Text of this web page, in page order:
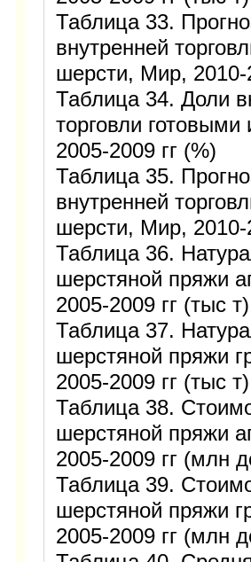
Таблица 33.
внутренней
шерсти, Мир, 2010-
Таблица 34. Доли
торговли
2005-2009 гг (%)
Таблица 35.
внутренней
шерсти, Мир, 2010-
Таблица 36.
шерстяной пряжи
2005-2009 гг (тыс т)
Таблица 37.
шерстяной пряжи
2005-2009 гг (тыс т)
Таблица 38.
шерстяной пряжи
2005-2009 гг (млн
Таблица 39.
шерстяной пряжи
2005-2009 гг (млн